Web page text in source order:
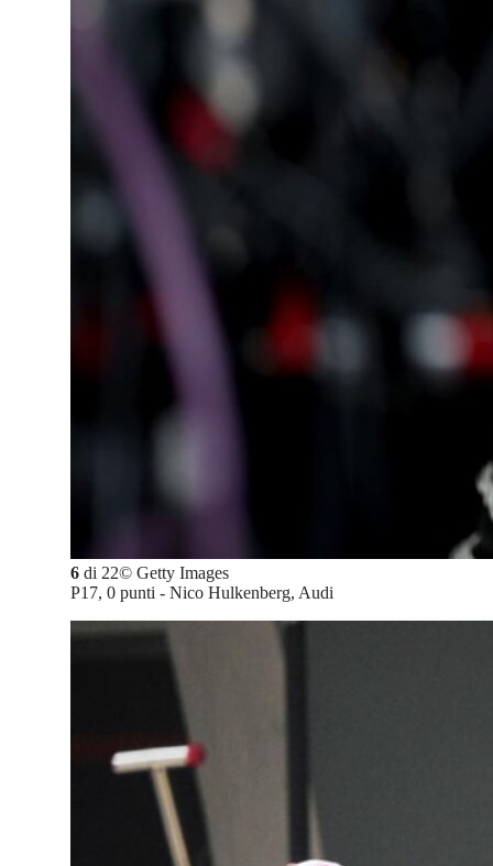
6 di 22© Getty Images
P17, 0 punti - Nico Hulkenberg, Audi